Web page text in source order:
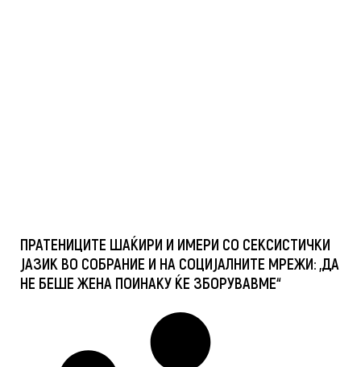
ПРАТЕНИЦИТЕ ШАЌИРИ И ИМЕРИ СО СЕКСИСТИЧКИ
ЈАЗИК ВО СОБРАНИЕ И НА СОЦИЈАЛНИТЕ МРЕЖИ: „ДА
НЕ БЕШЕ ЖЕНА ПОИНАКУ ЌЕ ЗБОРУВАВМЕ“